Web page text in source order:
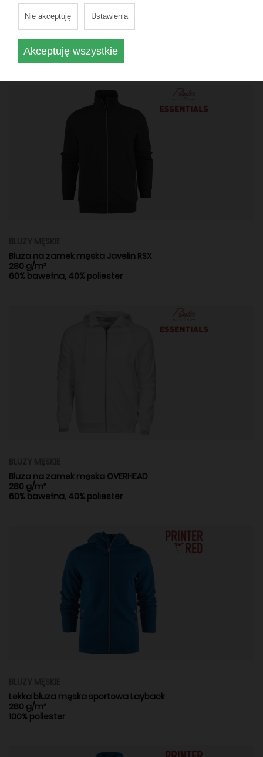
BLUZY MĘSKIE
Bluza z kapturem męska FastPitch RSX
280 g/m²
60% bawełna, 40% poliester
Bluza na zamek męska Javelin RSX
280 g/m²
60% bawełna, 40% poliester
Bluza na zamek męska OVERHEAD
280 g/m²
60% bawełna, 40% poliester
Lekka bluza męska sportowa Layback
280 g/m²
100% poliester
Nie akceptuję Ustawienia
Akceptuję wszystkie